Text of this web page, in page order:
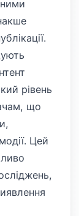
рівень
що
Цей